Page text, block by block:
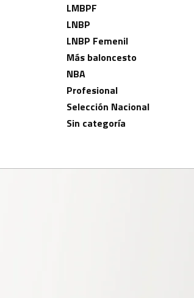
LMBPF
LNBP
LNBP Femenil
Más baloncesto
NBA
Profesional
Selección Nacional
Sin categoría